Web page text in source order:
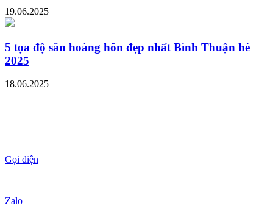
19.06.2025
5 tọa độ săn hoàng hôn đẹp nhất Bình Thuận hè
2025
18.06.2025
Gọi điện
Zalo